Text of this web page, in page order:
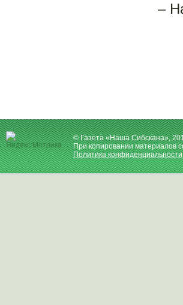
–
© Газета «Наша Сибскана»,
При копировании материалов
Политика конфиденциальности